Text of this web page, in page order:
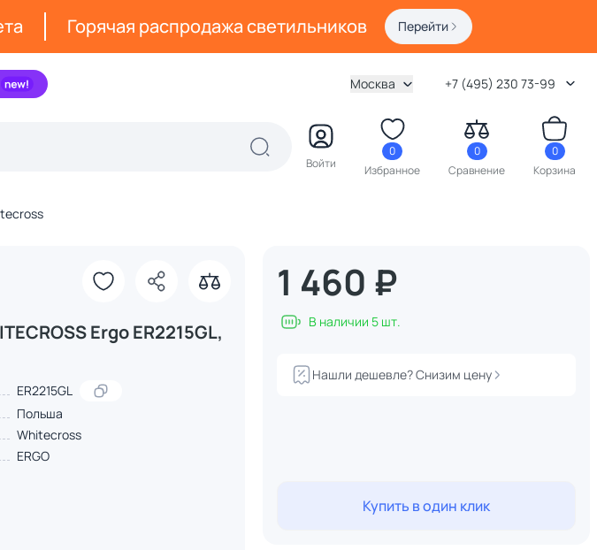
Горячая распродажа светильников Перейти
Москва +7 (495) 230 73-99
Войти
0
Избранное
0
Сравнение
0
Корзина
Ergo ER2215GL,
ER2215GL
Польша
Whitecross
ERGO
1 460 ₽
В наличии 5 шт.
Нашли дешевле? Снизим цену
Купить в один клик